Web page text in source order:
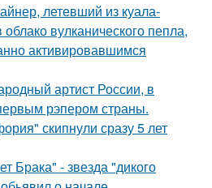
летевший из куала-
вулканического пепла,
активировавшимся
артист России, в
рэпером страны.
скипнули сразу 5 лет
Брака" - звезда "дикого